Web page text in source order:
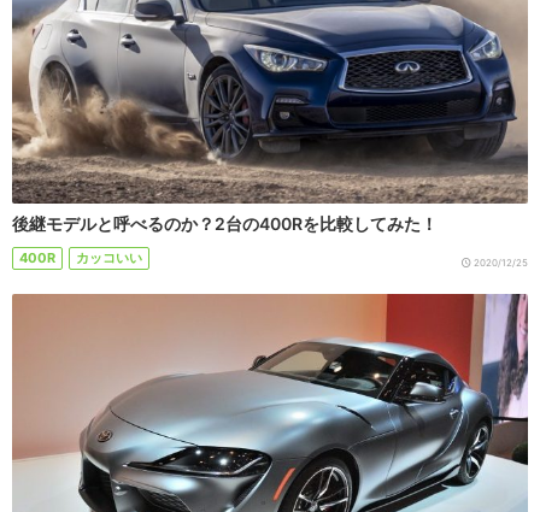
後継モデルと呼べるのか？2台の400Rを比較してみた！
400R カッコいい 2020/12/25